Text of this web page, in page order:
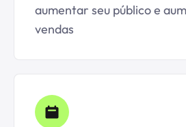
aumentar seu público e
vendas